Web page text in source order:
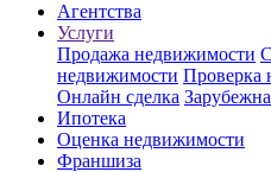
Агентства
Услуги
Продажа недвижимости
недвижимости Проверка
Онлайн сделка
Ипотека
Оценка недвижимости
Франшиза